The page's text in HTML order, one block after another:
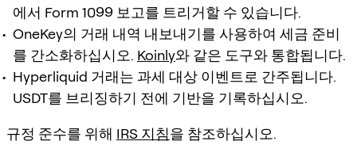
에서 Form 1099 보고를 트리거할 수 있습니다.
OneKey의 거래 내역 내보내기를 사용하여 세금 준비
를 간소화하십시오. Koinly와 같은 도구와 통합됩니다.
Hyperliquid 거래는 과세 대상 이벤트로 간주됩니다.
USDT를 브리징하기 전에 기반을 기록하십시오.
규정 준수를 위해 IRS 지침을 참조하십시오.